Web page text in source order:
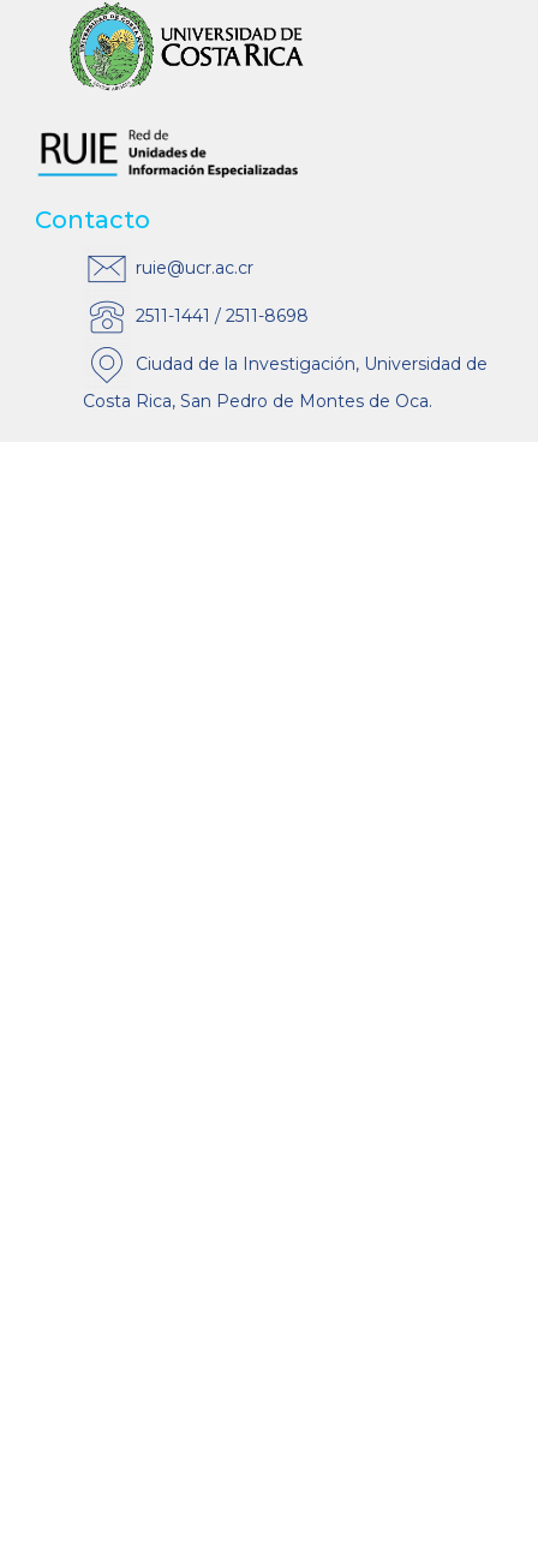
Contacto
ruie@ucr.ac.cr
2511-1441 / 2511-8698
Ciudad de la Investigación, Universidad de
Costa Rica, San Pedro de Montes de Oca.